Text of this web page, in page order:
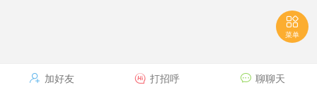
 加好友  打招呼  聊聊天

菜单